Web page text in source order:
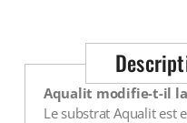
Aqualit modifie-t-il la
Le substrat Aqualit est